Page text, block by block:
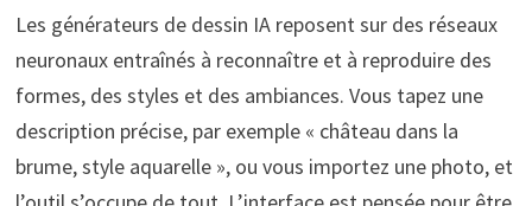
Les générateurs de dessin IA reposent sur des réseaux
neuronaux entraînés à reconnaître et à reproduire des
formes, des styles et des ambiances. Vous tapez une
description précise, par exemple « château dans la
brume, style aquarelle », ou vous importez une photo, et